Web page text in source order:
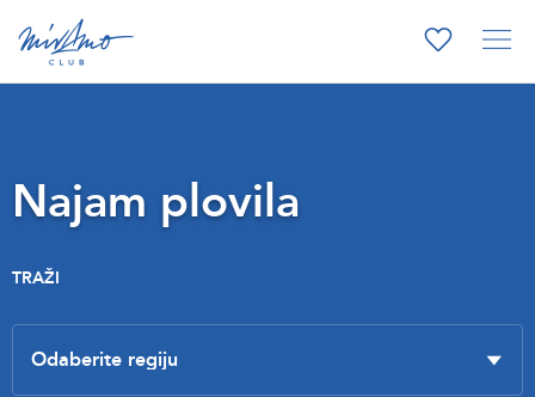
Najam plovila
TRAŽI